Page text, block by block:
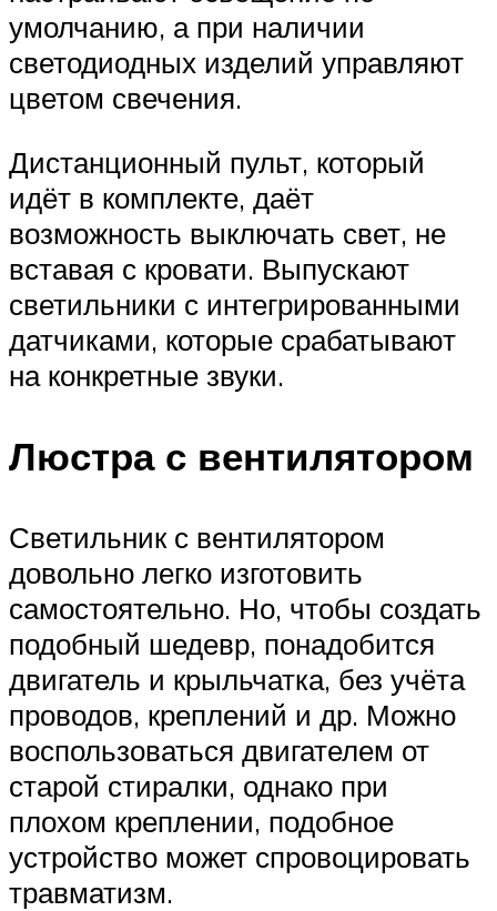
умолчанию, а при наличии
светодиодных изделий управляют
цветом свечения.
Дистанционный пульт, который
идёт в комплекте, даёт
возможность выключать свет, не
вставая с кровати. Выпускают
светильники с интегрированными
датчиками, которые срабатывают
на конкретные звуки.
Люстра с вентилятором
Светильник с вентилятором
довольно легко изготовить
самостоятельно. Но, чтобы создать
подобный шедевр, понадобится
двигатель и крыльчатка, без учёта
проводов, креплений и др. Можно
воспользоваться двигателем от
старой стиралки, однако при
плохом креплении, подобное
устройство может спровоцировать
травматизм.